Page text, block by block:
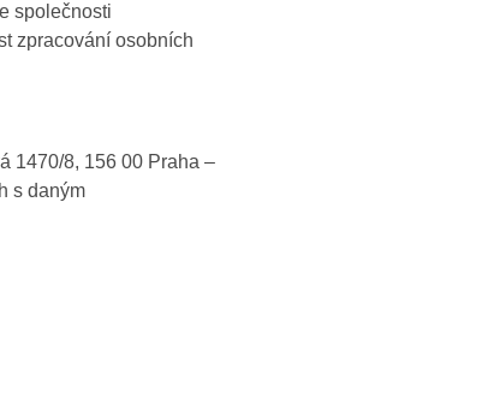
společnosti
zpracování osobních
1470/8, 156 00 Praha –
s daným